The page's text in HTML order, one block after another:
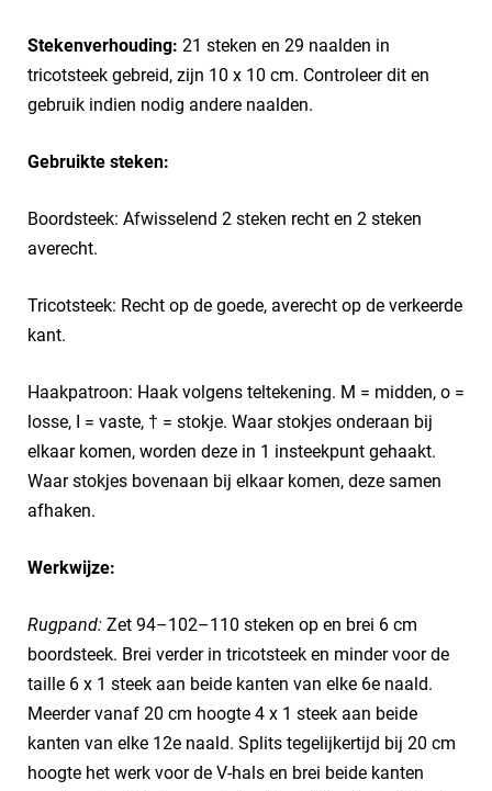
Stekenverhouding: 21 steken en 29 naalden in
tricotsteek gebreid, zijn 10 x 10 cm. Controleer dit en
gebruik indien nodig andere naalden.
Gebruikte steken:
Boordsteek: Afwisselend 2 steken recht en 2 steken
averecht.
Tricotsteek: Recht op de goede, averecht op de verkeerde
kant.
Haakpatroon: Haak volgens teltekening. M = midden, o =
losse, I = vaste, † = stokje. Waar stokjes onderaan bij
elkaar komen, worden deze in 1 insteekpunt gehaakt.
Waar stokjes bovenaan bij elkaar komen, deze samen
afhaken.
Werkwijze:
Rugpand: Zet 94–102–110 steken op en brei 6 cm
boordsteek. Brei verder in tricotsteek en minder voor de
taille 6 x 1 steek aan beide kanten van elke 6e naald.
Meerder vanaf 20 cm hoogte 4 x 1 steek aan beide
kanten van elke 12e naald. Splits tegelijkertijd bij 20 cm
hoogte het werk voor de V-hals en brei beide kanten